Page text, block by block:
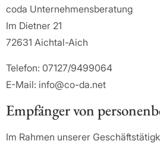
coda Unternehmensberatung
Im Dietner 21
72631 Aichtal-Aich
Telefon: 07127/9499064
E-Mail: info@co-da.net
Empfänger von
Im Rahmen unserer